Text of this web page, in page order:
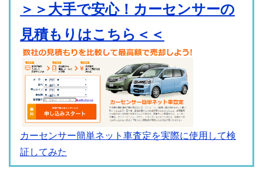
＞＞大手で安心！カーセンサーの
見積もりはこちら＜＜
カーセンサー簡単ネット車査定を実際に使用して検
証してみた